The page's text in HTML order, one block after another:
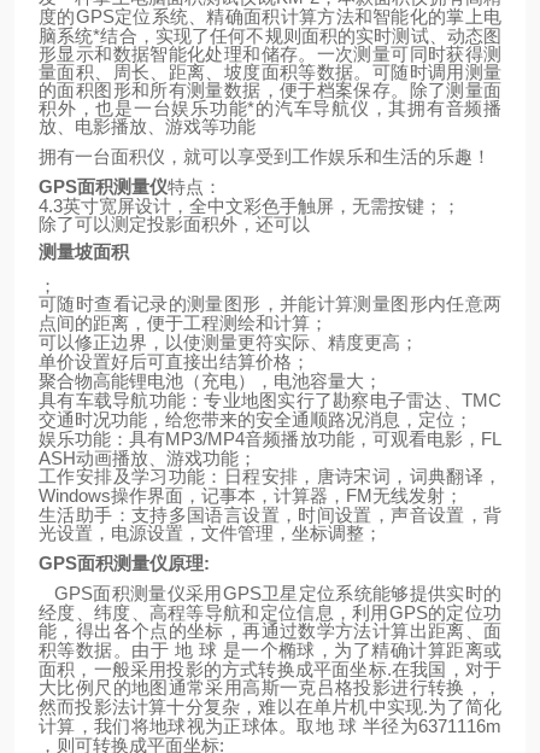
度的GPS定位系统、精确面积计算方法和智能化的掌上电
脑系统*结合，实现了任何不规则面积的实时测试、动态图
形显示和数据智能化处理和储存。一次测量可同时获得测
量面积、周长、距离、坡度面积等数据。可随时调用测量
的面积图形和所有测量数据，便于档案保存。除了测量面
积外，也是一台娱乐功能*的汽车导航仪，其拥有音频播
放、电影播放、游戏等功能
拥有一台面积仪，就可以享受到工作娱乐和生活的乐趣！
GPS面积测量仪特点：
4.3英寸宽屏设计，全中文彩色手触屏，无需按键；；
除了可以测定投影面积外，还可以
测量坡面积
；
可随时查看记录的测量图形，并能计算测量图形内任意两
点间的距离，便于工程测绘和计算；
可以修正边界，以使测量更符实际、精度更高；
单价设置好后可直接出结算价格；
聚合物高能锂电池（充电），电池容量大；
具有车载导航功能：专业地图实行了勘察电子雷达、 TMC
交通时况功能，给您带来的安全通顺路况消息，定位；
娱乐功能：具有MP3/MP4音频播放功能，可观看电影， FL
ASH动画播放、游戏功能；
工作安排及学习功能：日程安排，唐诗宋词，词典翻译，
Windows操作界面，记事本，计算器， FM无线发射；
生活助手：支持多国语言设置，时间设置，声音设置，背
光设置，电源设置，文件管理，坐标调整；
GPS面积测量仪原理:
GPS面积测量仪采用GPS卫星定位系统能够提供实时的
经度、纬度、高程等导航和定位信息，利用GPS的定位功
能，得出各个点的坐标，再通过数学方法计算出距离、面
积等数据。由于 地 球 是一个椭球，为了精确计算距离或
面积，一般采用投影的方式转换成平面坐标.在我国，对于
大比例尺的地图通常采用高斯一克吕格投影进行转换，，
然而投影法计算十分复杂，难以在单片机中实现.为了简化
计算，我们将地球视为正球体。取地 球 半径为6371116m
，则可转换成平面坐标: